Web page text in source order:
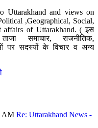
Uttarakhand and views on
,Geographical, Social,
affairs of Uttarakhand. ( इस
समाचार, राजनीतिक,
पर सदस्यों के विचार व अन्य
AM Re: Uttarakhand News -